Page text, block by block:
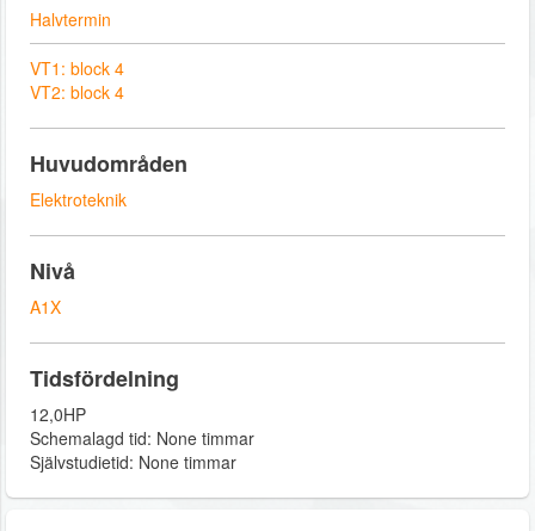
Halvtermin
VT1: block 4
VT2: block 4
Huvudområden
Elektroteknik
Nivå
A1X
Tidsfördelning
12,0HP
Schemalagd tid: None timmar
Självstudietid: None timmar